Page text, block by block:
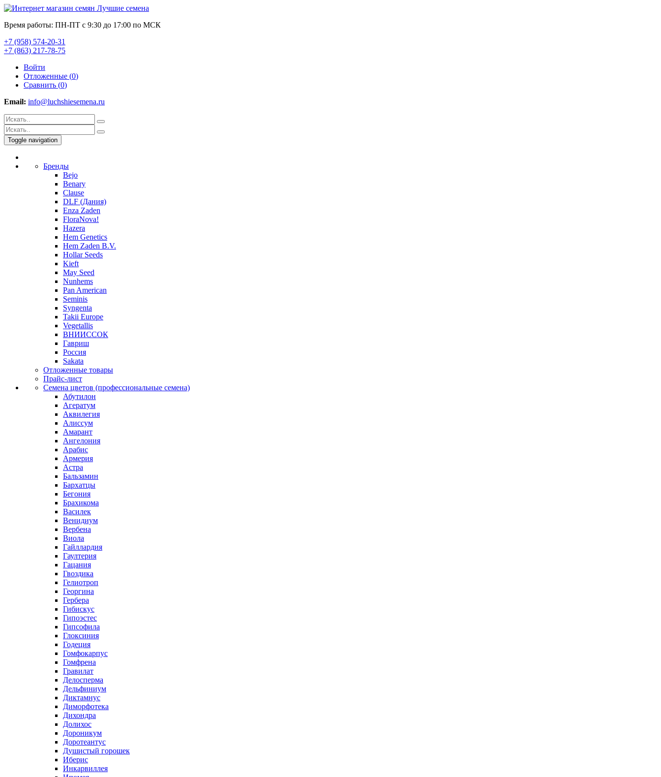
Время работы: ПН-ПТ с 9:30 до 17:00 по МСК
+7 (958) 574-20-31
+7 (863) 217-78-75
Войти
Отложенные (0)
Сравнить (0)
Email: info@luchshiesemena.ru
Toggle navigation
Бренды
Bejo
Benary
Clause
DLF (Дания)
Enza Zaden
FloraNova!
Hazera
Hem Genetics
Hem Zaden B.V.
Hollar Seeds
Kieft
May Seed
Nunhems
Pan American
Seminis
Syngenta
Takii Europe
Vegetallis
ВНИИССОК
Гавриш
Россия
Sakata
Отложенные товары
Прайс-лист
Семена цветов (профессиональные семена)
Абутилон
Агератум
Аквилегия
Алиссум
Амарант
Ангелония
Арабис
Армерия
Астра
Бальзамин
Бархатцы
Бегония
Брахикома
Василек
Венидиум
Вербена
Виола
Гайллардия
Гаултерия
Гацания
Гвоздика
Гелиотроп
Георгина
Гербера
Гибискус
Гипоэстес
Гипсофила
Глоксиния
Годеция
Гомфокарпус
Гомфрена
Гравилат
Делосперма
Дельфиниум
Диктамнус
Диморфотека
Дихондра
Долихос
Дороникум
Доротеантус
Душистый горошек
Иберис
Инкарвиллея